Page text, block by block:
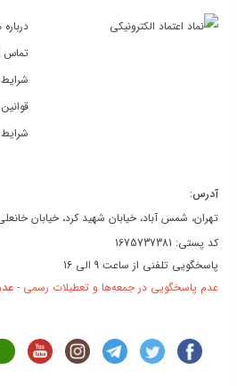
درباره
تماس
آدرس:
تهران، شمس آباد، خیابان شهید کرد، خیابان
کد پستی: 1675737381
پاسخگویی تلفنی از ساعت 9 الی 16
عدم پاسخگویی در جمعه‌ها و تعطیلات رسمی -